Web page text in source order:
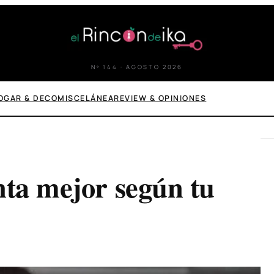
Nº 144 · AGOSTO 2026
& DECOMISCELÁNEAREVIEW & OPINIONES
mejor según tu